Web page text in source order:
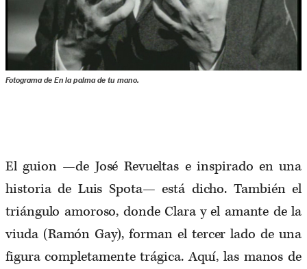
Fotograma de En la palma de tu mano.
El guion —de José Revueltas e inspirado en una
historia de Luis Spota— está dicho. También el
triángulo amoroso, donde Clara y el amante de la
viuda (Ramón Gay), forman el tercer lado de una
figura completamente trágica. Aquí, las manos de